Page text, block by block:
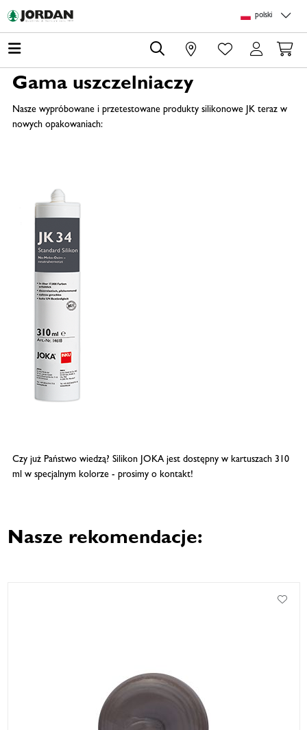
polski
0
Gama uszczelniaczy
Nasze wypróbowane i przetestowane produkty silikonowe JK teraz w
nowych opakowaniach:
Czy już Państwo wiedzą? Silikon JOKA jest dostępny w kartuszach 310
ml w specjalnym kolorze - prosimy o kontakt!
Nasze rekomendacje: